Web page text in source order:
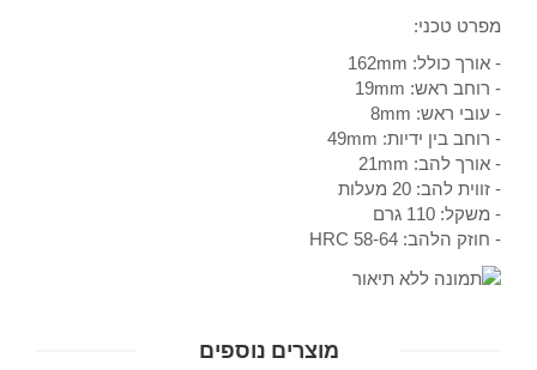
מפרט טכני:
- אורך כולל: 162mm
- רוחב ראש: 19mm
- עובי ראש: 8mm
- רוחב בין ידיות: 49mm
- אורך להב: 21mm
- זווית להב: 20 מעלות
- משקל: 110 גרם
- חוזק הלהב: 58-64 HRC
מוצרים נוספים